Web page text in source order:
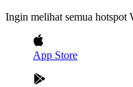
Ingin melihat semua
App Store